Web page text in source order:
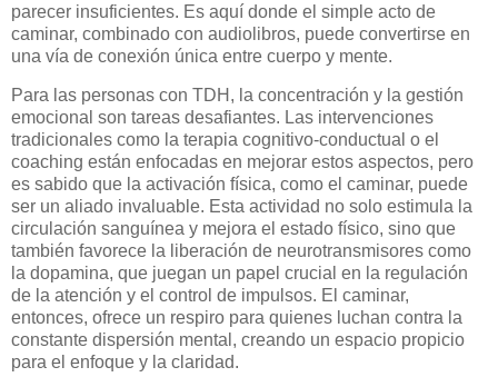
parecer insuficientes. Es aquí donde el simple acto de
caminar, combinado con audiolibros, puede convertirse en
una vía de conexión única entre cuerpo y mente.
Para las personas con TDH, la concentración y la gestión
emocional son tareas desafiantes. Las intervenciones
tradicionales como la terapia cognitivo-conductual o el
coaching están enfocadas en mejorar estos aspectos, pero
es sabido que la activación física, como el caminar, puede
ser un aliado invaluable. Esta actividad no solo estimula la
circulación sanguínea y mejora el estado físico, sino que
también favorece la liberación de neurotransmisores como
la dopamina, que juegan un papel crucial en la regulación
de la atención y el control de impulsos. El caminar,
entonces, ofrece un respiro para quienes luchan contra la
constante dispersión mental, creando un espacio propicio
para el enfoque y la claridad.